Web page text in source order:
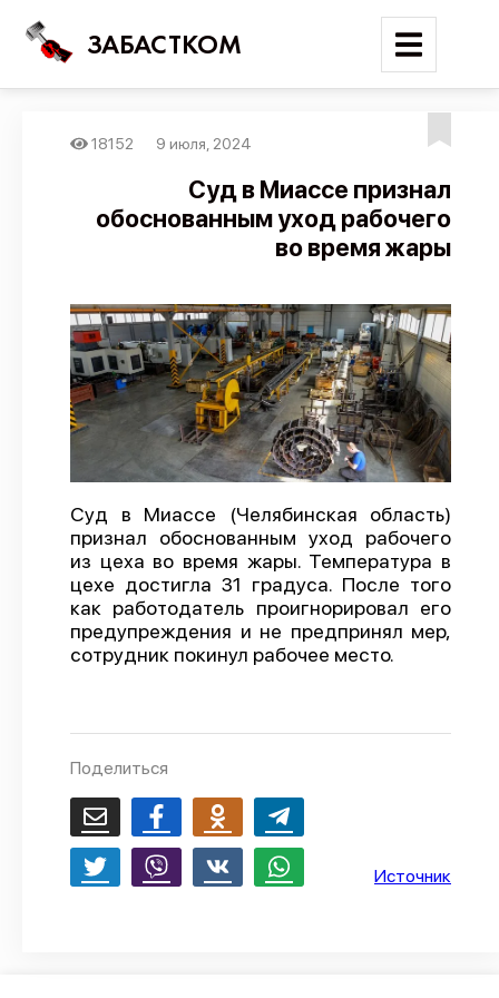
ЗАБАСТКОМ
Поиск
Карта событий
Трудовые конфликты
Отчеты
Предложить публикацию
Справочник
О проекте
Политика конфиденциальности
18152 9 июля, 2024
Суд в Миассе признал
обоснованным уход рабочего
во время жары
Суд в Миассе (Челябинская область)
признал обоснованным уход рабочего
из цеха во время жары. Температура в
цехе достигла 31 градуса. После того
как работодатель проигнорировал его
предупреждения и не предпринял мер,
сотрудник покинул рабочее место.
Поделиться
Источник